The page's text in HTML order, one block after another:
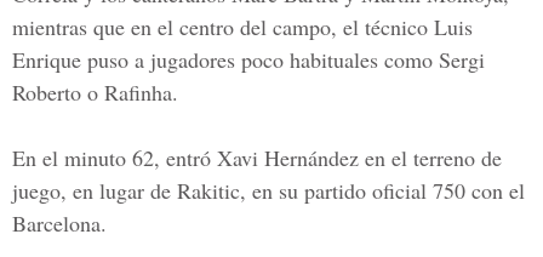
mientras que en el centro del campo, el técnico Luis
Enrique puso a jugadores poco habituales como Sergi
Roberto o Rafinha.
En el minuto 62, entró Xavi Hernández en el terreno de
juego, en lugar de Rakitic, en su partido oficial 750 con el
Barcelona.